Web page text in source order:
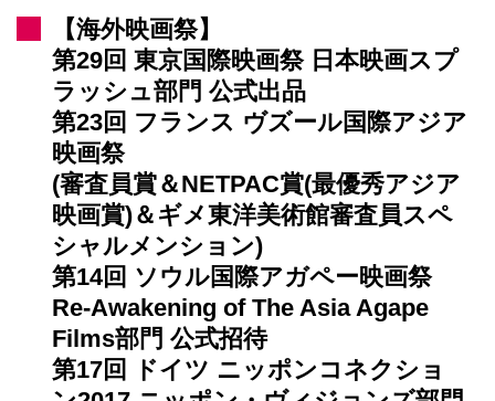
【海外映画祭】
第29回 東京国際映画祭 日本映画スプ
ラッシュ部門 公式出品
第23回 フランス ヴズール国際アジア
映画祭
(審査員賞＆NETPAC賞(最優秀アジア
映画賞)＆ギメ東洋美術館審査員スペ
シャルメンション)
第14回 ソウル国際アガペー映画祭
Re-Awakening of The Asia Agape
Films部門 公式招待
第17回 ドイツ ニッポンコネクショ